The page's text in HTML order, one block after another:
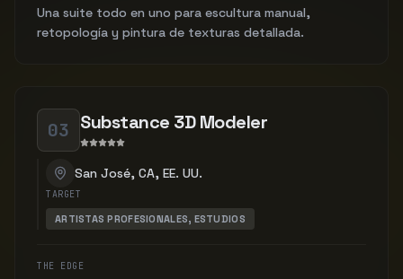
Una suite todo en uno para escultura manual,
retopología y pintura de texturas detallada.
03 Substance 3D Modeler
San José, CA, EE. UU.
TARGET
ARTISTAS PROFESIONALES, ESTUDIOS
THE EDGE